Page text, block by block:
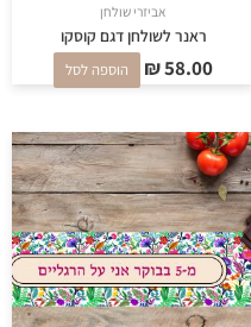
אביזרי שולחן
ראנר לשולחן דגם קוסקו
₪58.00 הוספה לסל